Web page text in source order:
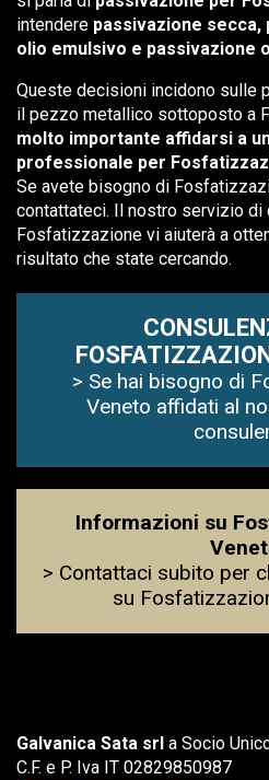
intendere passivazione
olio emulsivo e passivazione
Queste decisioni incidono sulle
il pezzo metallico sottoposto a
molto importante affidarsi a
professionale per
Se avete bisogno di
contattateci. Il nostro servizio di
Fosfatizzazione vi aiuterà a
risultato che state cercando.
> Se hai bisogno di
Veneto affidati al
Informazioni su
> Contattaci subito per
su
Galvanica Sata srl a Socio
C.F. e P. Iva IT 02829850987